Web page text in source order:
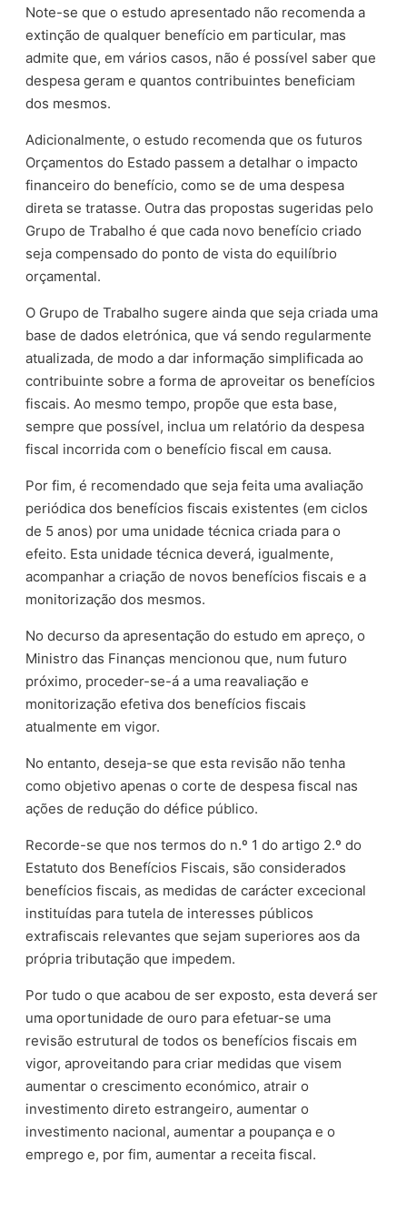
Note-se que o estudo apresentado não recomenda a
extinção de qualquer benefício em particular, mas
admite que, em vários casos, não é possível saber que
despesa geram e quantos contribuintes beneficiam
dos mesmos.
Adicionalmente, o estudo recomenda que os futuros
Orçamentos do Estado passem a detalhar o impacto
financeiro do benefício, como se de uma despesa
direta se tratasse. Outra das propostas sugeridas pelo
Grupo de Trabalho é que cada novo benefício criado
seja compensado do ponto de vista do equilíbrio
orçamental.
O Grupo de Trabalho sugere ainda que seja criada uma
base de dados eletrónica, que vá sendo regularmente
atualizada, de modo a dar informação simplificada ao
contribuinte sobre a forma de aproveitar os benefícios
fiscais. Ao mesmo tempo, propõe que esta base,
sempre que possível, inclua um relatório da despesa
fiscal incorrida com o benefício fiscal em causa.
Por fim, é recomendado que seja feita uma avaliação
periódica dos benefícios fiscais existentes (em ciclos
de 5 anos) por uma unidade técnica criada para o
efeito. Esta unidade técnica deverá, igualmente,
acompanhar a criação de novos benefícios fiscais e a
monitorização dos mesmos.
No decurso da apresentação do estudo em apreço, o
Ministro das Finanças mencionou que, num futuro
próximo, proceder-se-á a uma reavaliação e
monitorização efetiva dos benefícios fiscais
atualmente em vigor.
No entanto, deseja-se que esta revisão não tenha
como objetivo apenas o corte de despesa fiscal nas
ações de redução do défice público.
Recorde-se que nos termos do n.º 1 do artigo 2.º do
Estatuto dos Benefícios Fiscais, são considerados
benefícios fiscais, as medidas de carácter excecional
instituídas para tutela de interesses públicos
extrafiscais relevantes que sejam superiores aos da
própria tributação que impedem.
Por tudo o que acabou de ser exposto, esta deverá ser
uma oportunidade de ouro para efetuar-se uma
revisão estrutural de todos os benefícios fiscais em
vigor, aproveitando para criar medidas que visem
aumentar o crescimento económico, atrair o
investimento direto estrangeiro, aumentar o
investimento nacional, aumentar a poupança e o
emprego e, por fim, aumentar a receita fiscal.